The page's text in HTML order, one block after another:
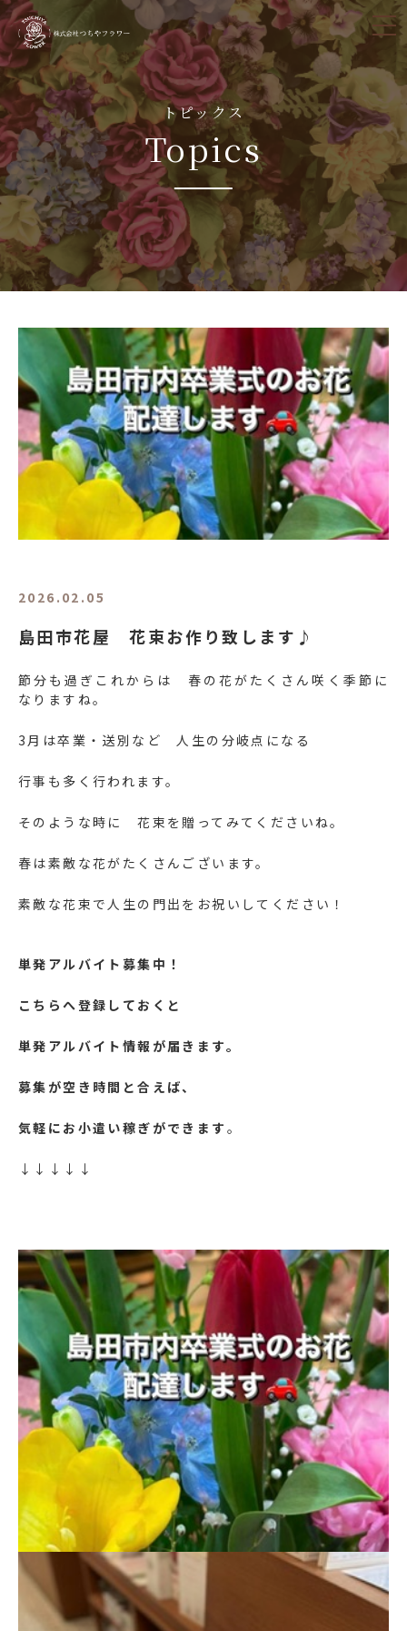
トピックス
Topics
2026.02.05
島田市花屋 花束お作り致します♪
節分も過ぎこれからは 春の花がたくさん咲く季節に
なりますね。
3月は卒業・送別など 人生の分岐点になる
行事も多く行われます。
そのような時に 花束を贈ってみてくださいね。
春は素敵な花がたくさんございます。
素敵な花束で人生の門出をお祝いしてください！
単発アルバイト募集中！
こちらへ登録しておくと
単発アルバイト情報が届きます。
募集が空き時間と合えば、
気軽にお小遣い稼ぎができます 。
↓↓↓↓↓